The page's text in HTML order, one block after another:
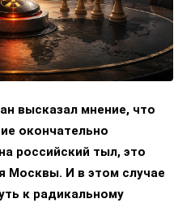
высказал мнение, что
окончательно
российский тыл, это
Москвы. И в этом случае
к радикальному